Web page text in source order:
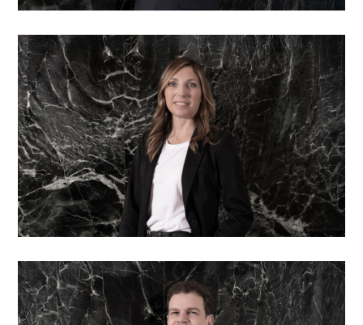
Responsabile operatività e supporto direzionale
Gianluca Panareo
Responsabile conformità e gestione dei rischi